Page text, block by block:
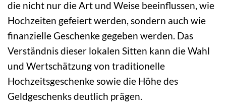
die nicht nur die Art und Weise beeinflussen, wie
Hochzeiten gefeiert werden, sondern auch wie
finanzielle Geschenke gegeben werden. Das
Verständnis dieser lokalen Sitten kann die Wahl
und Wertschätzung von traditionelle
Hochzeitsgeschenke sowie die Höhe des
Geldgeschenks deutlich prägen.